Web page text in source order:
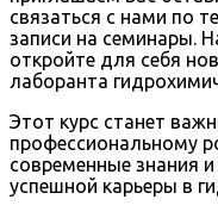
связаться с нами по
записи на семинары.
откройте для себя
лаборанта
Этот курс станет
профессиональному
современные знания
успешной карьеры в